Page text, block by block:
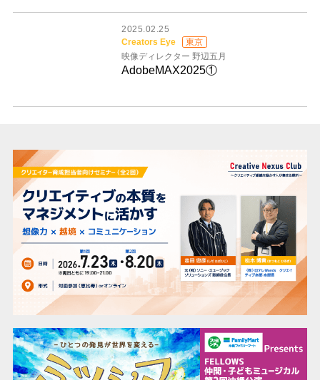
2025.02.25
Creators Eye
東京
映像ディレクター 野辺五月
AdobeMAX2025①